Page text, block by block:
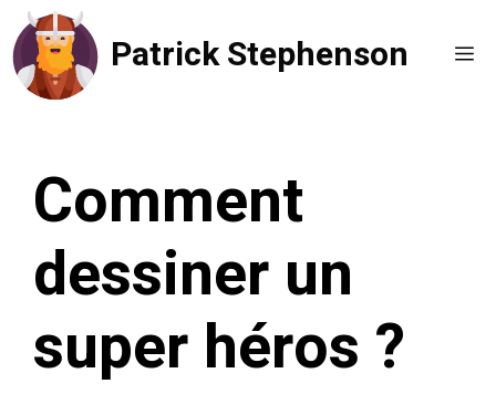
Aller
au
contenu
Patrick Stephenson
Comment
dessiner un
super héros ?